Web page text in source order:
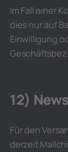
Im Fall einer
dies nur auf
Einwilligung
12)
Für den
derzeit